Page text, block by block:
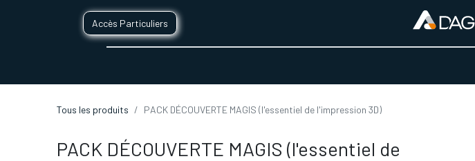
Accès Particuliers
Tous les produits PACK DÉCOUVERTE MAGIS (l'essentiel de l'impression 3D)
PACK DÉCOUVERTE MAGIS (l'essentiel de